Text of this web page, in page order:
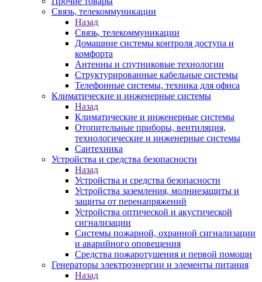
Связь, телекоммуникации
Назад
Связь, телекоммуникации
Домашние системы контроля доступа и
комфорта
Антенны и спутниковые технологии
Структурированные кабельные системы
Телефонные системы, техника для офиса
Климатические и инженерные системы
Назад
Климатические и инженерные системы
Отопительные приборы, вентиляция,
технологические и инженерные системы
Сантехника
Устройства и средства безопасности
Назад
Устройства и средства безопасности
Устройства заземления, молниезащиты и
защиты от перенапряжений
Устройства оптической и акустической
сигнализации
Системы пожарной, охранной сигнализации
и аварийного оповещения
Средства пожаротушения и первой помощи
Генераторы электроэнергии и элементы питания
Назад